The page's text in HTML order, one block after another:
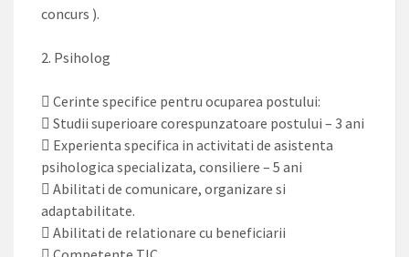
concurs ).
2. Psiholog
 Cerinte specifice pentru ocuparea postului:
 Studii superioare corespunzatoare postului – 3 ani
 Experienta specifica in activitati de asistenta
psihologica specializata, consiliere – 5 ani
 Abilitati de comunicare, organizare si
adaptabilitate.
 Abilitati de relationare cu beneficiarii